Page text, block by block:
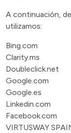
A continuación,
utilizamos:
Bing.com
Clarity.ms
Doubleclick.net
Google.com
Google.es
Linkedin.com
Facebook.com
VIRTUSWAY